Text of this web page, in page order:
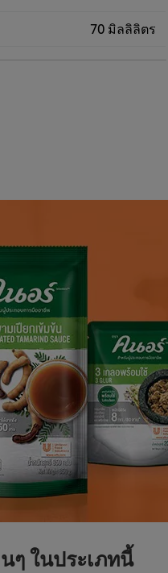
70 มิลลิลิตร
ๆ ในประเภทนี้